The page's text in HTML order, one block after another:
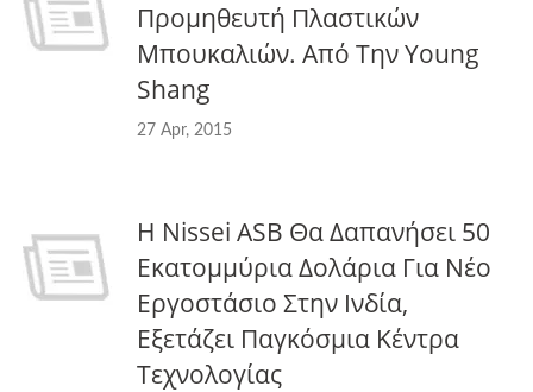
Προμηθευτή Πλαστικών
Μπουκαλιών. Από Την Young
Shang
27 Apr, 2015
Η Nissei ASB Θα Δαπανήσει 50
Εκατομμύρια Δολάρια Για Νέο
Εργοστάσιο Στην Ινδία,
Εξετάζει Παγκόσμια Κέντρα
Τεχνολογίας